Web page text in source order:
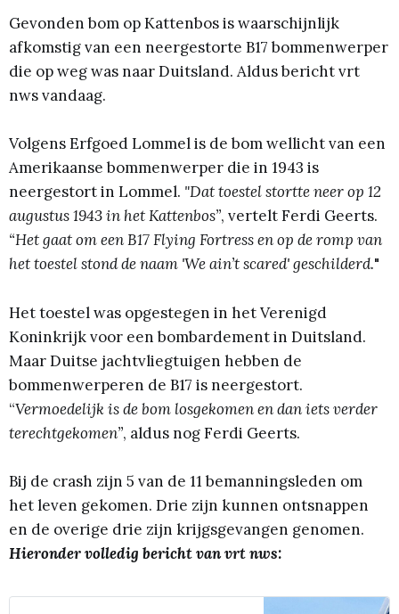
Gevonden bom op Kattenbos is waarschijnlijk
afkomstig van een neergestorte B17 bommenwerper
die op weg was naar Duitsland. Aldus bericht vrt
nws vandaag.
Volgens Erfgoed Lommel is de bom wellicht van een
Amerikaanse bommenwerper die in 1943 is
neergestort in Lommel. "Dat toestel stortte neer op 12
augustus 1943 in het Kattenbos”, vertelt Ferdi Geerts.
“Het gaat om een B17 Flying Fortress en op de romp van
het toestel stond de naam 'We ain’t scared'geschilderd."
Het toestel was opgestegen in het Verenigd
Koninkrijk voor een bombardement in Duitsland.
Maar Duitse jachtvliegtuigen hebben de
bommenwerperen de B17 is neergestort.
“Vermoedelijk is de bom losgekomen en dan iets verder
terechtgekomen”, aldus nog Ferdi Geerts.
Bij de crash zijn 5 van de 11 bemanningsleden om
het leven gekomen. Drie zijn kunnen ontsnappen
en de overige drie zijn krijgsgevangen genomen.
Hieronder volledig bericht van vrt nws: